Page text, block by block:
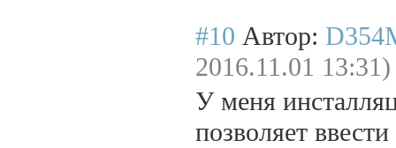
#10 Автор:
2016.11.01 13:31)
У меня
позволяет